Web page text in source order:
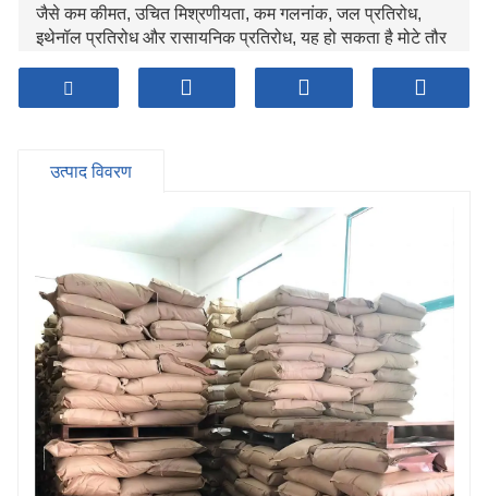
जैसे कम कीमत, उचित मिश्रणीयता, कम गलनांक, जल प्रतिरोध,
इथेनॉल प्रतिरोध और रासायनिक प्रतिरोध, यह हो सकता है मोटे तौर
चिपकने वाले पदार्थ, कोटिंग्स, कागज बनाना और स्याही।
उत्पाद विवरण